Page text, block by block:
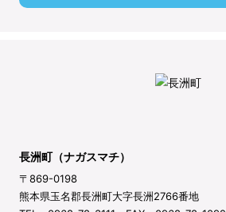
長洲町（ナガスマチ）
〒869-0198
熊本県玉名郡長洲町大字長洲2766番地